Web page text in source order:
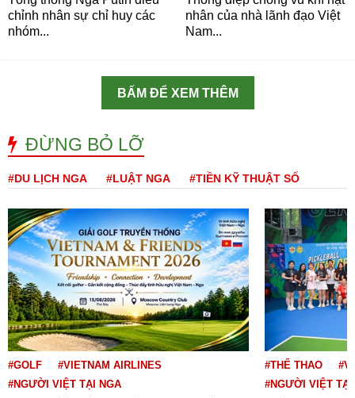
chỉnh nhân sự chỉ huy các
nhóm...
nhân của nhà lãnh đạo Việt
Nam...
BẤM ĐỂ XEM THÊM
ĐỪNG BỎ LỠ
#DU LỊCH NGA #LUẬT NGA #TIỀN KỸ THUẬT SỐ
#GOLF
#VIETNAM AIRLINES
#NGƯỜI VIỆT TẠI NGA
#THỂ THAO
#NGƯỜI VIỆT TẠI